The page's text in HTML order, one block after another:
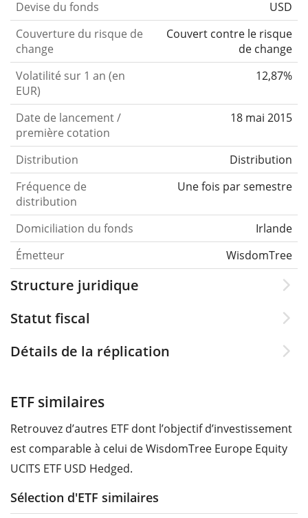
Devise du fonds
USD
Couverture du risque de
change
Couvert contre le risque
de change
Volatilité sur 1 an (en
EUR)
12,87%
Date de lancement /
première cotation
18 mai 2015
Distribution
Distribution
Fréquence de
distribution
Une fois par semestre
Domiciliation du fonds
Irlande
Émetteur
WisdomTree
Structure juridique
Statut fiscal
Détails de la réplication
ETF similaires
Retrouvez d’autres ETF dont l’objectif d’investissement
est comparable à celui de WisdomTree Europe Equity
UCITS ETF USD Hedged.
Sélection d'ETF similaires